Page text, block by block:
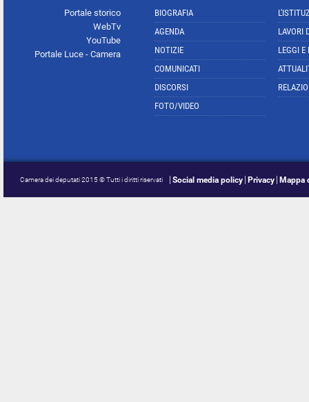
Portale storico
WebTv
YouTube
Portale Luce - Camera
BIOGRAFIA
AGENDA
NOTIZIE
COMUNICATI
DISCORSI
FOTO/VIDEO
LAVORI
LEGGI E
Camera dei deputati 2015 © Tutti i diritti riservati Social media policy Privacy Mappa